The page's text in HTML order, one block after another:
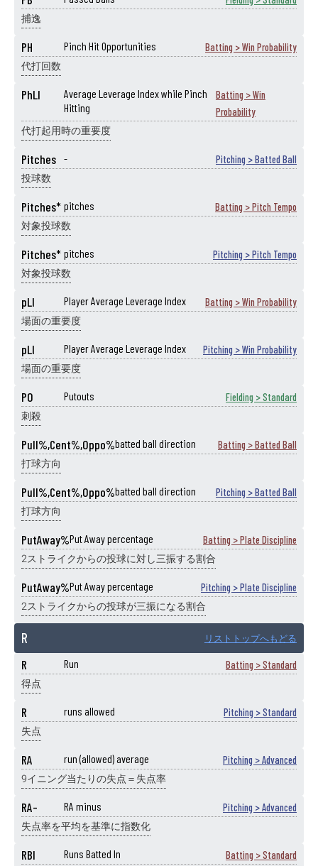
捕逸
PH Pinch Hit Opportunities Batting > Win Probability
代打回数
PhLI
Average Leverage Index while Pinch
Hitting
Batting > Win
Probability
代打起用時の重要度
Pitches - Pitching > Batted Ball
投球数
Pitches* pitches Batting > Pitch Tempo
対象投球数
Pitches* pitches Pitching > Pitch Tempo
対象投球数
pLI Player Average Leverage Index Batting > Win Probability
場面の重要度
pLI Player Average Leverage Index Pitching > Win Probability
場面の重要度
PO Putouts Fielding > Standard
刺殺
Pull%,Cent%,Oppo%batted ball direction Batting > Batted Ball
打球方向
Pull%,Cent%,Oppo%batted ball direction Pitching > Batted Ball
打球方向
PutAway%Put Away percentage Batting > Plate Discipline
2ストライクからの投球に対し三振する割合
PutAway%Put Away percentage Pitching > Plate Discipline
2ストライクからの投球が三振になる割合
R リストトップへもどる
R Run Batting > Standard
得点
R runs allowed Pitching > Standard
失点
RA run (allowed) average Pitching > Advanced
9イニング当たりの失点＝失点率
RA- RA minus Pitching > Advanced
失点率を平均を基準に指数化
RBI Runs Batted In Batting > Standard